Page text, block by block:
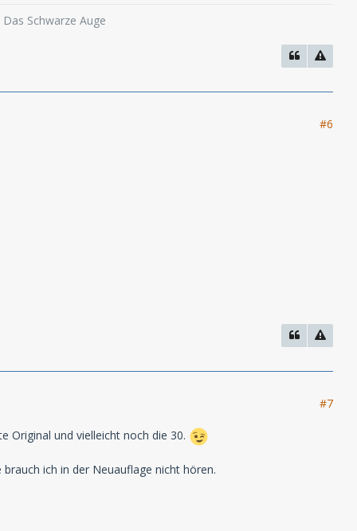
Schwarze Auge
#6
#7
Original und vielleicht noch die 30.
ich in der Neuauflage nicht hören.